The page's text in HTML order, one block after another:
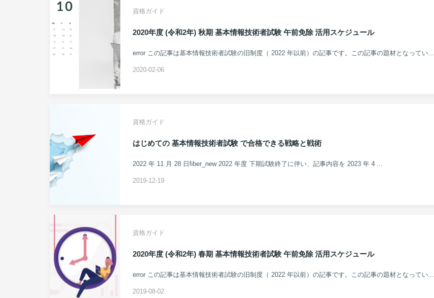
資格ガイド
2020年度 (令和2年) 秋期 基本情報技術者試験 午前免除 活用スケジュール
error この記事は基本情報技術者試験の旧制度（ 2022 年以前）の記事です。この記事の題材となってい...
2020-02-06
資格ガイド
はじめての 基本情報技術者試験 で合格できる戦略と戦術
2022 年 11 月 28 日fiber_new 2022 年度 下期試験終了に伴い、記事内容を 2023 年 4 ...
2019-12-19
資格ガイド
2020年度 (令和2年) 春期 基本情報技術者試験 午前免除 活用スケジュール
error この記事は基本情報技術者試験の旧制度（ 2022 年以前）の記事です。この記事の題材となってい...
2019-08-02